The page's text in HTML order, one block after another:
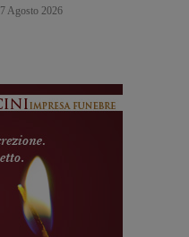
7 Agosto 2026